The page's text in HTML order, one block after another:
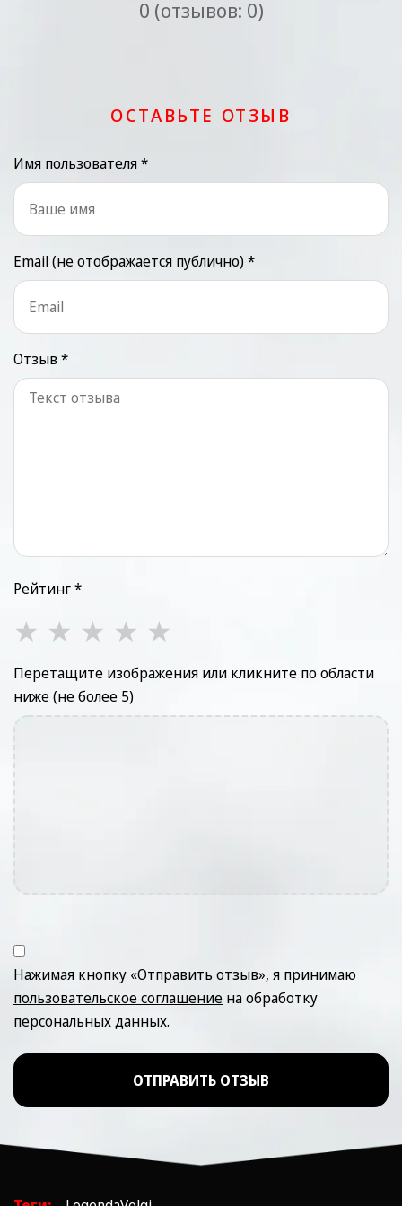
0 (отзывов: 0)
ОСТАВЬТЕ ОТЗЫВ
Имя пользователя *
Email (не отображается публично) *
Отзыв *
Рейтинг *
★
★
★
★
★
Перетащите изображения или кликните по области
ниже (не более 5)
Нажимая кнопку «Отправить отзыв», я принимаю
пользовательское соглашение на обработку
персональных данных.
ОТПРАВИТЬ ОТЗЫВ